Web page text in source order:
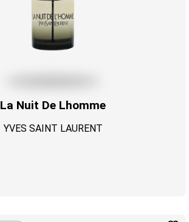
La Nuit De Lhomme
YVES SAINT LAURENT